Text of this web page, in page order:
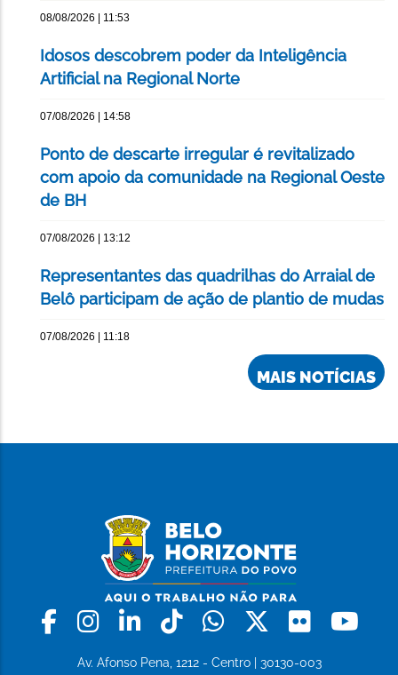
08/08/2026 | 11:53
Idosos descobrem poder da Inteligência
Artificial na Regional Norte
07/08/2026 | 14:58
Ponto de descarte irregular é revitalizado
com apoio da comunidade na Regional Oeste
de BH
07/08/2026 | 13:12
Representantes das quadrilhas do Arraial de
Belô participam de ação de plantio de mudas
07/08/2026 | 11:18
MAIS NOTÍCIAS
Facebook
Instagram
LinkedinTiktokWhatsapp
X Flickr
Av. Afonso Pena, 1212 - Centro | 30130-003